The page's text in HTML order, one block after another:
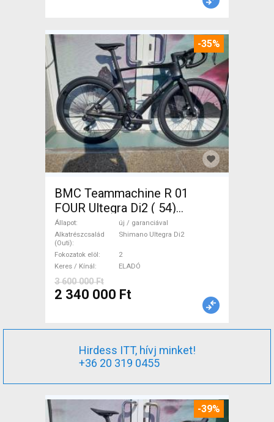
-35%
BMC Teammachine R 01
FOUR Ultegra Di2 ( 54)
Országúti Shimano Ultegra
Di2 tárcsafék új / garanciával
ELADÓ
Állapot
új / garanciával
Alkatrészcsalád
(Outi)
Shimano Ultegra Di2
Fokozatok elöl
2
Keres / Kínál
ELADÓ
3 600 000 Ft
2 340 000 Ft
Hirdess ITT, hívj minket!
+36 20 319 0455
-39%